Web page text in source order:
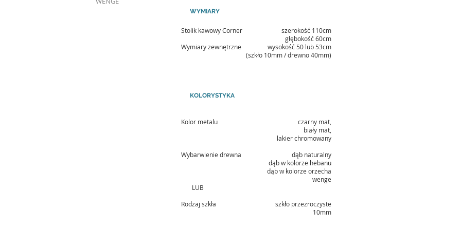
Stolik kawowy Corner
Wymiary zewnętrzne
Kolor metalu
Wybarwienie drewna
LUB
Rodzaj szkła
czarny mat,
biały mat,
lakier chromowany
dąb naturalny
dąb w kolorze hebanu
dąb w kolorze orzecha
wenge
szkło przezroczyste
10mm
szerokość 110cm
głębokość 60cm
wysokość 50 lub 53cm
(szkło 10mm / drewno 40mm)
KOLORYSTYKA
WYMIARY